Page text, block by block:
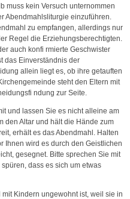
muss kein Versuch unternommen
Abendmahlsliturgie einzuführen.
zu empfangen, allerdings nur
Regel die Erziehungsberechtigten.
auch konfi rmierte Geschwister
das Einverständnis der
allein liegt es, ob ihre getauften
steht den Eltern mit
ndung zur Seite.
und lassen Sie es nicht alleine am
den Altar und hält die Hände zum
erhält es das Abendmahl. Halten
Ihnen wird es durch den Geistlichen
gesegnet. Bitte sprechen Sie mit
dass es sich um etwas
Kindern ungewohnt ist, weil sie in